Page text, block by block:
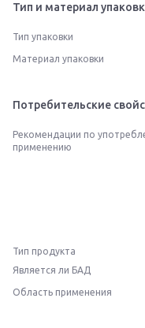
Тип и материал
Тип упаковки
Материал упаковки
Потребительские
Рекомендации по
применению
Тип продукта
Является ли БАД
Область применения